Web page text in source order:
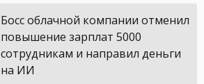
Босс облачной компании отменил
повышение зарплат 5000
сотрудникам и направил деньги
на ИИ